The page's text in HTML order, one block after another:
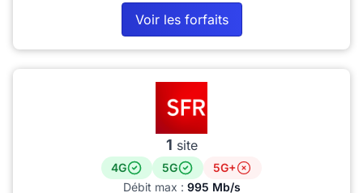
Voir les forfaits
1 site
4G 5G
5G+
Débit max : 995 Mb/s